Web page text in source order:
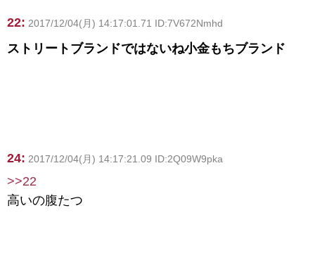
22: 2017/12/04(月) 14:17:01.71 ID:7V672Nmhd
ストリートブランドではないね小金もちブランド
24: 2017/12/04(月) 14:17:21.09 ID:2Q09W9pka
>>22
高いの腹たつ